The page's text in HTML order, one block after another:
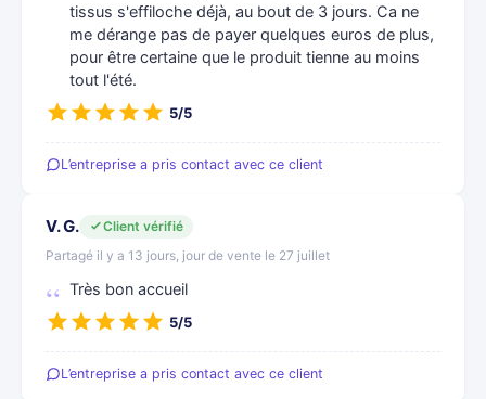
tissus s'effiloche déjà, au bout de 3 jours. Ca ne
me dérange pas de payer quelques euros de plus,
pour être certaine que le produit tienne au moins
tout l'été.
5/5
L’entreprise a pris contact avec ce client
V. G.
Client vérifié
Partagé il y a 13 jours, jour de vente le 27 juillet
Très bon accueil
5/5
L’entreprise a pris contact avec ce client